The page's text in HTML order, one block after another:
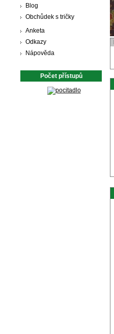
Blog
Obchůdek s tričky
Anketa
Odkazy
Nápověda
Počet přístupů